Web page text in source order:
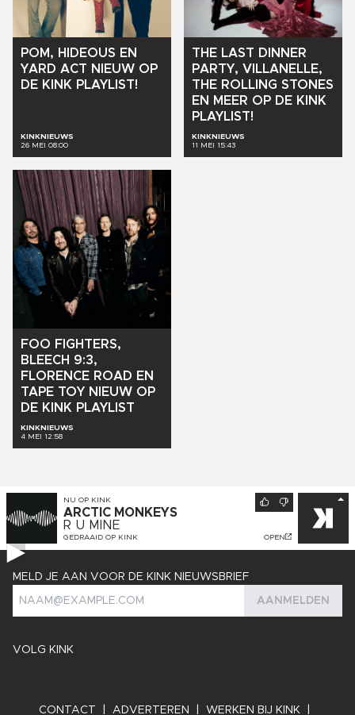
POM, HIDEOUS EN
YARD ACT NIEUW OP
DE KINK PLAYLIST!
KINKNIEUWS
26 MEI 08:00
THE LAST DINNER
PARTY, VILLANELLE,
THE ROLLING STONES
EN
MEER OP DE KINK
PLAYLIST!
KINKNIEUWS
11 MEI 15:43
FOO FIGHTERS,
BLEECH 9:3,
FLORENCE ROAD EN
TAPE TOY NIEUW OP
DE KINK PLAYLIST
KINKNIEUWS
4 MEI 12:58
NU OP KINK
ARCTIC MONKEYS
R U MINE
GEDRAAID OP KINK OPEN
VOLG KINK
MELD JE AAN VOOR DE KINK NIEUWSBRIEF
AANMELDEN
CONTACT ADVERTEREN WERKEN BIJ KINK